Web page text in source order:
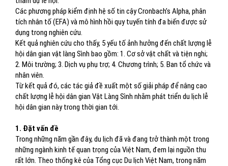
Các phương pháp kiểm định hệ số tin cậy Cronbach’s Alpha, phân
tích nhân tố (EFA) và mô hình hồi quy tuyến tính đa biến được sử
dụng trong nghiên cứu.
Kết quả nghiên cứu cho thấy, 5 yếu tố ảnh hưởng đến chất lượng lễ
hội dân gian vật làng Sình bao gồm: 1. Cơ sở vật chất và tiện nghi;
2. Môi trường; 3. Dịch vụ phụ trợ; 4. Chương trình; 5. Ban tổ chức và
nhân viên.
Từ kết quả đó, các tác giả đề xuất một số giải pháp để nâng cao
chất lượng lễ hội dân gian Vật Làng Sình nhằm phát triển du lịch lễ
hội dân gian này trong thời gian tới.
1. Đặt vấn đề
Trong những năm gần đây, du lịch đã và đang trở thành một trong
những ngành kinh tế quan trọng của Việt Nam, đem lại nguồn thu
rất lớn. Theo thống kê của Tổng cục Du lịch Việt Nam, trong năm